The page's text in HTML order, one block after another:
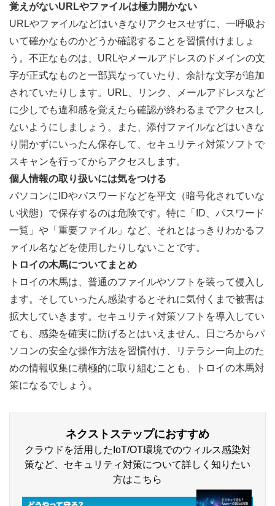
覚えがないURLやファイルは極力開かない
URLやファイルなどはいきなりアクセスせずに、一呼吸お
いて確かなものかどうか確認することを習慣付けましょ
う。不正なものは、URLやメールアドレスのドメインの文
字が正式なものと一部異なっていたり、余計な文字が追加
されていたりします。URL、リンク、メールアドレスなど
に少しでも違和感を覚えたら確認が終わるまでアクセスし
ないようにしましょう。また、添付ファイルなどはいきな
り開かずにいったん保存して、セキュリティ対策ソフトで
スキャンを行ってからアクセスします。
個人情報の取り扱いには気をつける
パソコンにIDやパスワードなどを平文（暗号化されていな
い状態）で保存するのは危険です。特に「ID、パスワード
一覧」や「重要ファイル」など、それとはっきりわかるフ
ァイル名などを使用したりしないことです。
トロイの木馬についてまとめ
トロイの木馬は、普通のファイルやソフトを装って侵入し
ます。そしていったん感染するとそれに気付くまで被害は
拡大していきます。セキュリティ対策ソフトを導入してい
ても、感染を確実に防げるとはいえません。日ごろからパ
ソコンの安全な操作方法を習慣付け、リテラシー向上のた
めの情報収集に積極的に取り組むことも、トロイの木馬対
策になるでしょう。
ネクストステップにおすすめ
クラウドを活用したIoT/OT環境でのウィルス感染対
策など、セキュリティ対策について詳しく知りたい
方はこちら